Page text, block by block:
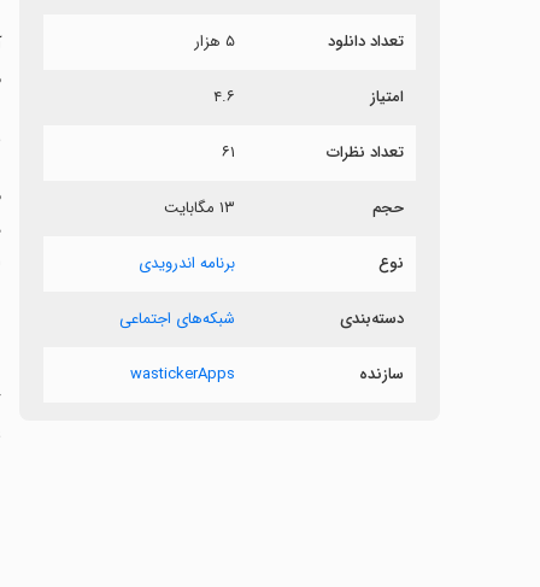
تعداد دانلود ۵ هزار
امتیاز ۴.۶
تعداد نظرات ۶۱
حجم ۱۳ مگابایت
نوع برنامه اندرویدی
دسته‌بندی شبکه‌های اجتماعی
سازنده wastickerApps